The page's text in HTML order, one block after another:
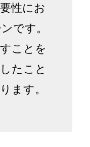
性にお
です。
ことを
たこと
ます。